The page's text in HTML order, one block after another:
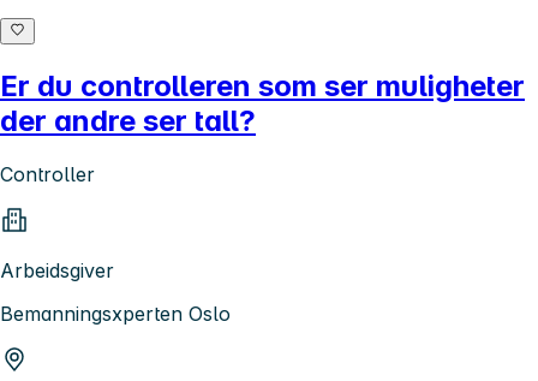
Er du controlleren som ser muligheter
der andre ser tall?
Controller
Arbeidsgiver
Bemanningsxperten Oslo